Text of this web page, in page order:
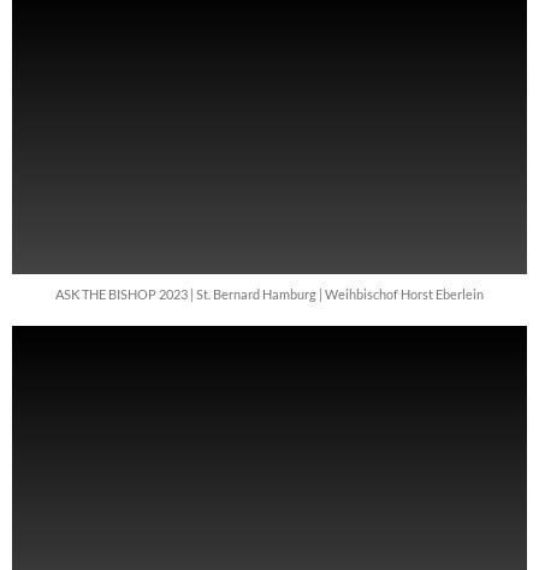
ASK THE BISHOP 2023 | St. Bernard Hamburg | Weihbischof Horst Eberlein